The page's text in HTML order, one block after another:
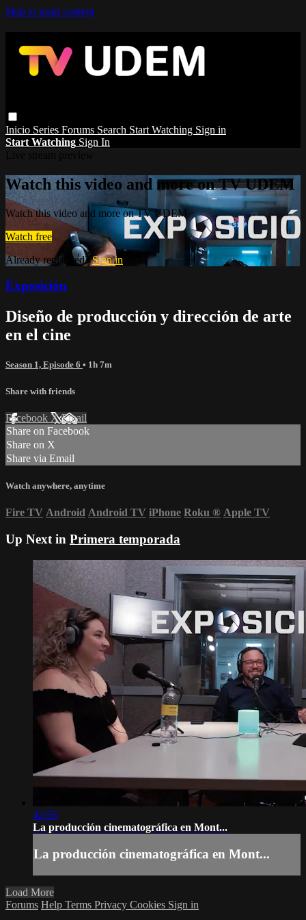
Skip to main content
Inicio Series Forums Search Start Watching Sign in
Start Watching Sign In
Watch this video and more on TV UDEM
Watch this video and more on TV UDEM
Watch free
Already registered?Sign in
Exposición
Diseño de producción y dirección de arte
en el cine
Season 1, Episode 6 • 1h 7m
Share with friends
Facebook XEmail
Share on Facebook
Share on X
Share via Email
Watch anywhere, anytime
Fire TV Android Android TV iPhone Roku ® Apple TV
Up Next in Primera temporada
42:56
La producción cinematográfica en Mont...
La producción cinematográfica en Mont...
Load More
Forums Help Terms Privacy Cookies Sign in